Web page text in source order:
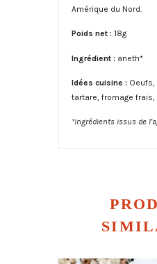
Amérique du Nord.
Poids net : 18g
Ingrédient : aneth*
Idées cuisine :
tartare, fromage
*ingrédients issus de